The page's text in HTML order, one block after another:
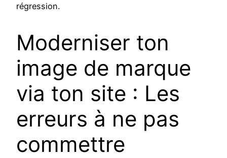
régression.
Moderniser ton
image de marque
via ton site : Les
erreurs à ne pas
commettre